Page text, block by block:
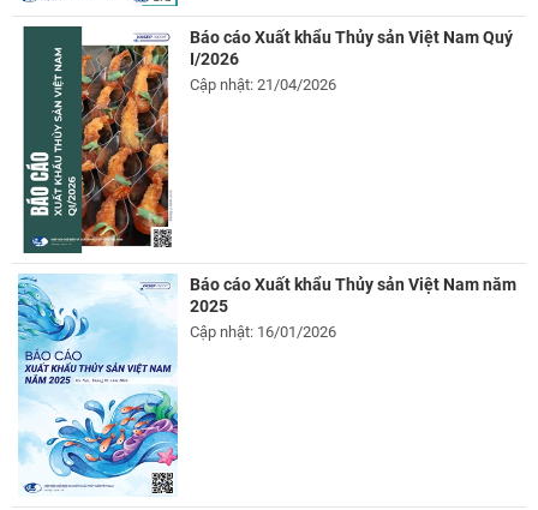
Báo cáo Xuất khẩu Thủy sản Việt Nam Quý
I/2026
Cập nhật: 21/04/2026
Báo cáo Xuất khẩu Thủy sản Việt Nam năm
2025
Cập nhật: 16/01/2026